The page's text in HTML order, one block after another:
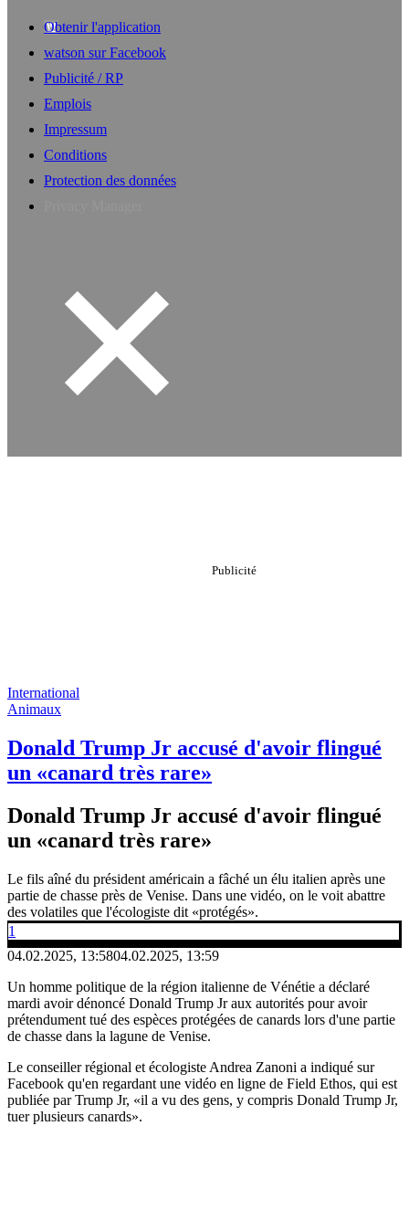
Obtenir l'application
watson sur Facebook
Publicité / RP
Emplois
Impressum
Conditions
Protection des données
International
Animaux
Donald Trump Jr accusé d'avoir flingué
un «canard très rare»
Donald Trump Jr accusé d'avoir flingué
un «canard très rare»
Le fils aîné du président américain a fâché un élu italien après une
partie de chasse près de Venise. Dans une vidéo, on le voit abattre
des volatiles que l'écologiste dit «protégés».
1
04.02.2025, 13:5804.02.2025, 13:59
Un homme politique de la région italienne de Vénétie a déclaré
mardi avoir dénoncé Donald Trump Jr aux autorités pour avoir
prétendument tué des espèces protégées de canards lors d'une partie
de chasse dans la lagune de Venise.
Le conseiller régional et écologiste Andrea Zanoni a indiqué sur
Facebook qu'en regardant une vidéo en ligne de Field Ethos, qui est
publiée par Trump Jr, «il a vu des gens, y compris Donald Trump Jr,
tuer plusieurs canards».